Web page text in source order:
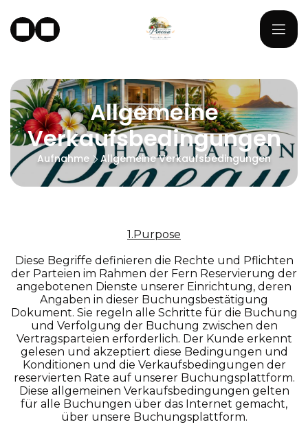
Allgemeine
Verkaufsbedingungen
Aufnahme Allgemeine Verkaufsbedingungen
1.Purpose
Diese Begriffe definieren die Rechte und Pflichten
der Parteien im Rahmen der Fern Reservierung der
angebotenen Dienste unserer Einrichtung, deren
Angaben in dieser Buchungsbestätigung
Dokument. Sie regeln alle Schritte für die Buchung
und Verfolgung der Buchung zwischen den
Vertragsparteien erforderlich. Der Kunde erkennt
gelesen und akzeptiert diese Bedingungen und
Konditionen und die Verkaufsbedingungen der
reservierten Rate auf unserer Buchungsplattform.
Diese allgemeinen Verkaufsbedingungen gelten
für alle Buchungen über das Internet gemacht,
über unsere Buchungsplattform.